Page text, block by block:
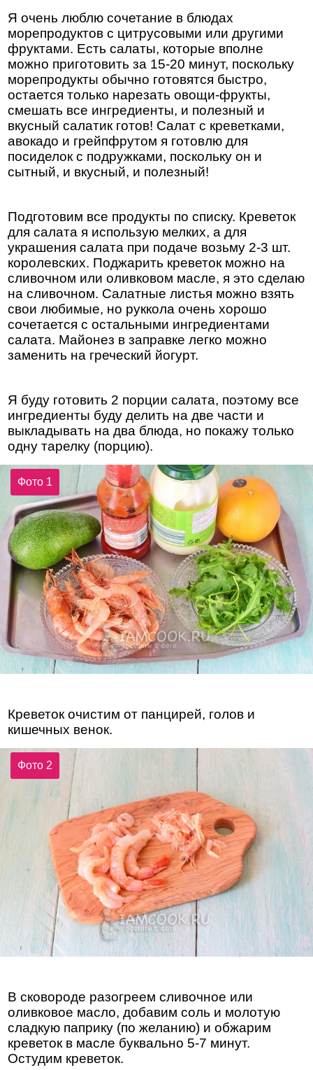
Я очень люблю сочетание в блюдах
морепродуктов с цитрусовыми или другими
фруктами. Есть салаты, которые вполне
можно приготовить за 15-20 минут, поскольку
морепродукты обычно готовятся быстро,
остается только нарезать овощи-фрукты,
смешать все ингредиенты, и полезный и
вкусный салатик готов! Салат с креветками,
авокадо и грейпфрутом я готовлю для
посиделок с подружками, поскольку он и
сытный, и вкусный, и полезный!
Подготовим все продукты по списку. Креветок
для салата я использую мелких, а для
украшения салата при подаче возьму 2-3 шт.
королевских. Поджарить креветок можно на
сливочном или оливковом масле, я это сделаю
на сливочном. Салатные листья можно взять
свои любимые, но руккола очень хорошо
сочетается с остальными ингредиентами
салата. Майонез в заправке легко можно
заменить на греческий йогурт.
Я буду готовить 2 порции салата, поэтому все
ингредиенты буду делить на две части и
выкладывать на два блюда, но покажу только
одну тарелку (порцию).
Фото 1
Креветок очистим от панцирей, голов и
кишечных венок.
Фото 2
В сковороде разогреем сливочное или
оливковое масло, добавим соль и молотую
сладкую паприку (по желанию) и обжарим
креветок в масле буквально 5-7 минут.
Остудим креветок.